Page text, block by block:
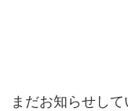
まだお知らせして